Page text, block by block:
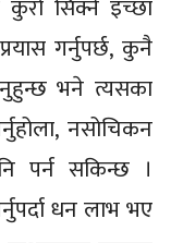
कुरो सिक्ने इच्छा
गर्नुपर्छ, कुनै
भने त्यसका
नसोचिकन
पर्न सकिन्छ ।
धन लाभ भए